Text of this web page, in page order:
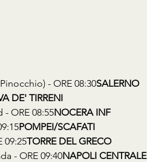
- ORE 08:30SALERNO
DE' TIRRENI
ORE 08:55NOCERA INF
POMPEI/SCAFATI
09:25TORRE DEL GRECO
- ORE 09:40NAPOLI CENTRALE